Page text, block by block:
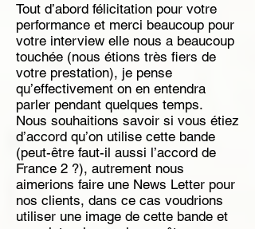
Tout d’abord félicitation pour votre
performance et merci beaucoup pour
votre interview elle nous a beaucoup
touchée (nous étions très fiers de
votre prestation), je pense
qu’effectivement on en entendra
parler pendant quelques temps.
Nous souhaitions savoir si vous étiez
d’accord qu’on utilise cette bande
(peut-être faut-il aussi l’accord de
France 2 ?), autrement nous
aimerions faire une News Letter pour
nos clients, dans ce cas voudrions
utiliser une image de cette bande et